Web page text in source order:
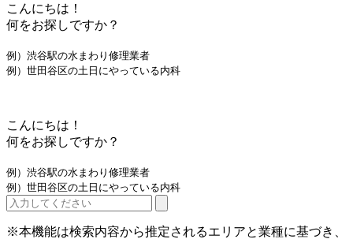
こんにちは！
何をお探しですか？
例）渋谷駅の水まわり修理業者
例）世田谷区の土日にやっている内科
こんにちは！
何をお探しですか？
例）渋谷駅の水まわり修理業者
例）世田谷区の土日にやっている内科
※本機能は検索内容から推定されるエリアと業種に基づき、